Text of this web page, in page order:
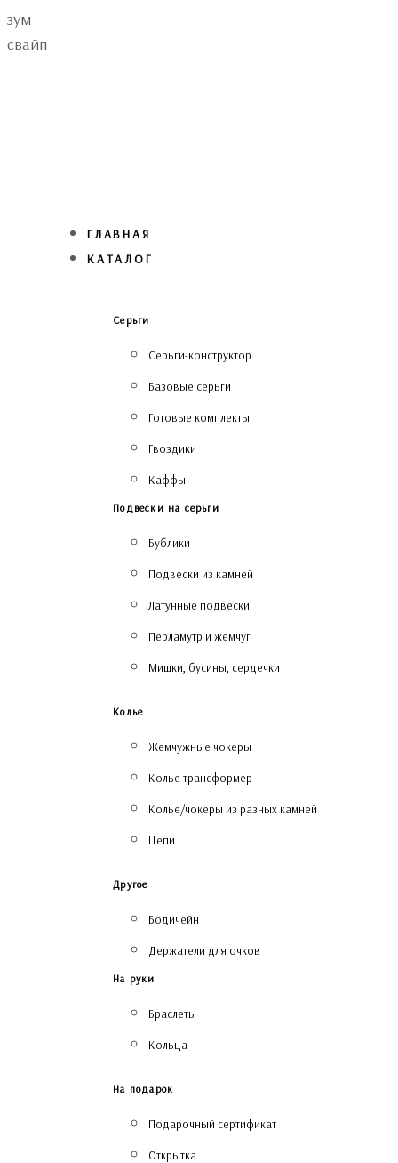
Skip
links
Skip
to
зум
свайп
ГЛАВНАЯ
КАТАЛОГ
Серьги
Серьги-конструктор
Базовые серьги
Готовые комплекты
Гвоздики
Каффы
Подвески на серьги
Бублики
Подвески из камней
Латунные подвески
Перламутр и жемчуг
Мишки, бусины, сердечки
Колье
Жемчужные чокеры
Колье трансформер
Колье/чокеры из разных камней
Цепи
Другое
Бодичейн
Держатели для очков
На руки
Браслеты
Кольца
На подарок
Подарочный сертификат
Открытка